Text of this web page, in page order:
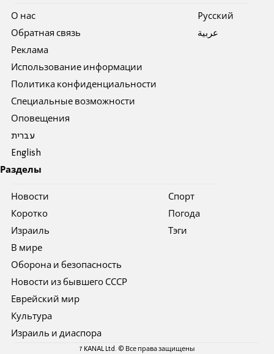
О нас
Обратная связь
Реклама
Использование информации
Политика конфиденциальности
Специальные возможности
Оповещения
עברית
English
Pусский
عربية
Разделы
Новости
Коротко
Израиль
В мире
Оборона и безопасность
Новости из бывшего СССР
Еврейский мир
Культура
Израиль и диаспора
Спорт
Погода
Тэги
7 KANAL Ltd. © Все права защищены